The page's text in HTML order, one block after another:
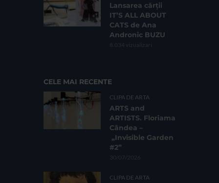
Lansarea cărții
IT’S ALL ABOUT
CATS de Ana
Andronic BUZU
8.034 vizualizari
CELE MAI RECENTE
CLIPA DE ARTA
ARTS and
ARTISTS. Floriama
Cândea –
„Invisible Garden
#2”
30/07/2026
CLIPA DE ARTA